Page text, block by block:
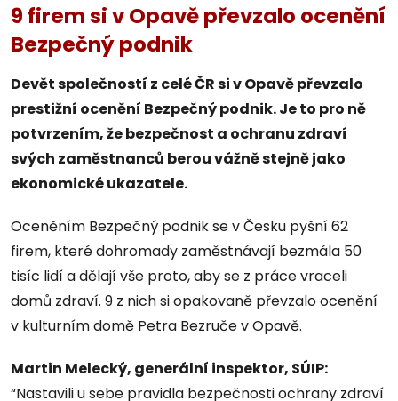
9 firem si v Opavě převzalo ocenění
Bezpečný podnik
Devět společností z celé ČR si v Opavě převzalo
prestižní ocenění Bezpečný podnik. Je to pro ně
potvrzením, že bezpečnost a ochranu zdraví
svých zaměstnanců berou vážně stejně jako
ekonomické ukazatele.
Oceněním Bezpečný podnik se v Česku pyšní 62
firem, které dohromady zaměstnávají bezmála 50
tisíc lidí a dělají vše proto, aby se z práce vraceli
domů zdraví. 9 z nich si opakovaně převzalo ocenění
v kulturním domě Petra Bezruče v Opavě.
Martin Melecký, generální inspektor, SÚIP:
“Nastavili u sebe pravidla bezpečnosti ochrany zdraví